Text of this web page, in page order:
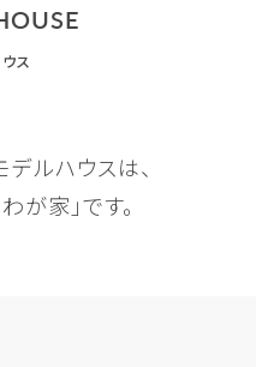
ス
ルハウスは、
が家」です。